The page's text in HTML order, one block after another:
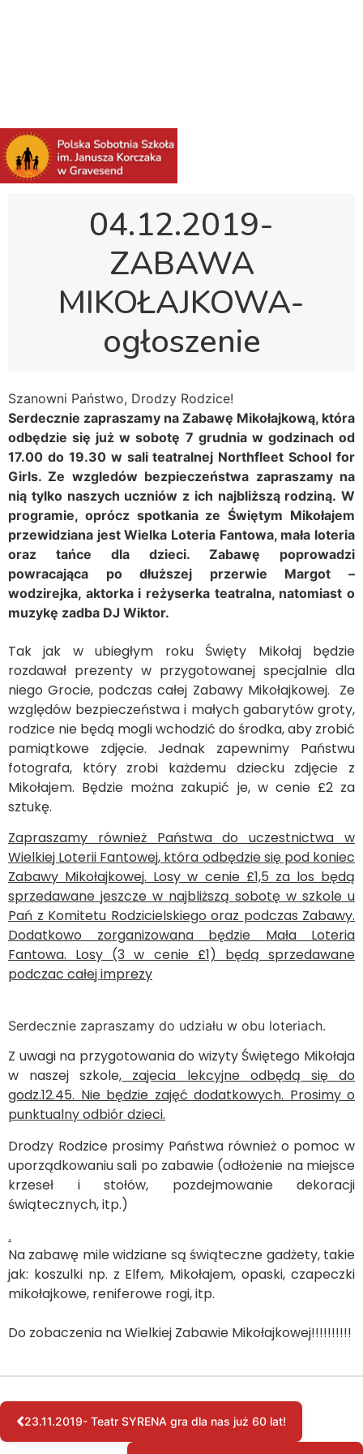
04.12.2019-
ZABAWA
MIKOŁAJKOWA-
ogłoszenie
Szanowni Państwo, Drodzy Rodzice!
Serdecznie zapraszamy na Zabawę Mikołajkową, która
odbędzie się już w sobotę 7 grudnia w godzinach od
17.00 do 19.30 w sali teatralnej Northfleet School for
Girls. Ze wzgledów bezpieczeństwa zapraszamy na
nią tylko naszych uczniów z ich najbliższą rodziną. W
programie, oprócz spotkania ze Świętym Mikołajem
przewidziana jest Wielka Loteria Fantowa, mała loteria
oraz tańce dla dzieci. Zabawę poprowadzi
powracająca po dłuższej przerwie Margot –
wodzirejka, aktorka i reżyserka teatralna, natomiast o
muzykę zadba DJ Wiktor.
Tak jak w ubiegłym roku Święty Mikołaj będzie
rozdawał prezenty w przygotowanej specjalnie dla
niego Grocie, podczas całej Zabawy Mikołajkowej. Ze
względów bezpieczeństwa i małych gabarytów groty,
rodzice nie będą mogli wchodzić do środka, aby zrobić
pamiątkowe zdjęcie. Jednak zapewnimy Państwu
fotografa, który zrobi każdemu dziecku zdjęcie z
Mikołajem. Będzie można zakupić je, w cenie £2 za
sztukę.
Zapraszamy również Państwa do uczestnictwa w
Wielkiej Loterii Fantowej, która odbędzie się pod koniec
Zabawy Mikołajkowej. Losy w cenie £1,5 za los będą
sprzedawane jeszcze w najbliższą sobotę w szkole u
Pań z Komitetu Rodzicielskiego oraz podczas Zabawy.
Dodatkowo zorganizowana będzie Mała Loteria
Fantowa. Losy (3 w cenie £1) będą sprzedawane
podczac całej imprezy
Serdecznie zapraszamy do udziału w obu loteriach.
Z uwagi na przygotowania do wizyty Świętego Mikołaja
w naszej szkole, zajecia lekcyjne odbędą się do
godz.12.45. Nie będzie zajęć dodatkowych. Prosimy o
punktualny odbiór dzieci.
Drodzy Rodzice prosimy Państwa również o pomoc w
uporządkowaniu sali po zabawie (odłożenie na miejsce
krzeseł i stołów, pozdejmowanie dekoracji
świątecznych, itp.)
.
Na zabawę mile widziane są świąteczne gadżety, takie
jak: koszulki np. z Elfem, Mikołajem, opaski, czapeczki
mikołajkowe, reniferowe rogi, itp.
Do zobaczenia na Wielkiej Zabawie Mikołajkowej!!!!!!!!!!
23.11.2019- Teatr SYRENA gra dla nas już 60 lat!